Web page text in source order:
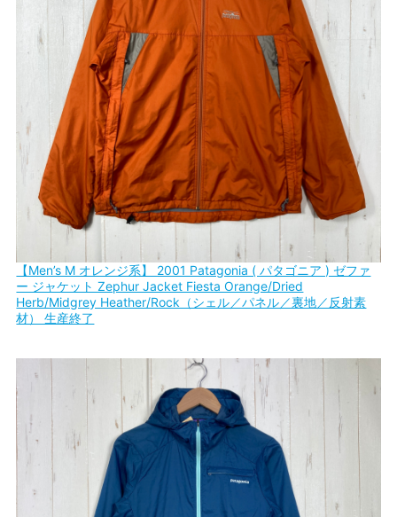
【Men’s M オレンジ系】 2001 Patagonia ( パタゴニア ) ゼファ
ー ジャケット Zephur Jacket Fiesta Orange/Dried
Herb/Midgrey Heather/Rock（シェル／パネル／裏地／反射素
材） 生産終了